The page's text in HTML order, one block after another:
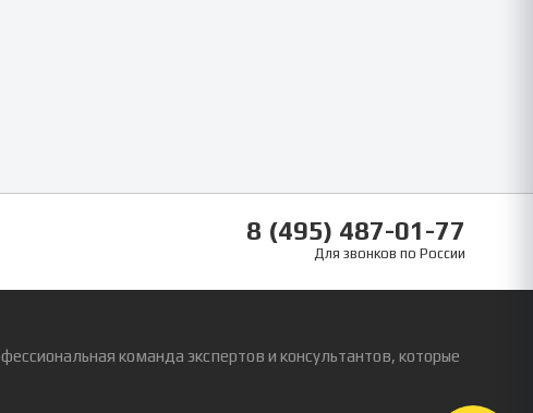
8 (495) 487-01-77
Для звонков по России
команда экспертов и консультантов, которые